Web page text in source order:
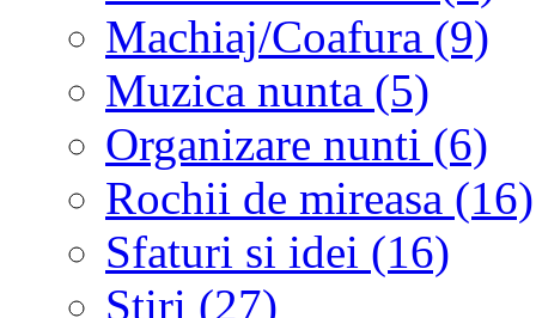
Machiaj/Coafura (9)
Muzica nunta (5)
Organizare nunti (6)
Rochii de mireasa (16)
Sfaturi si idei (16)
Stiri (27)